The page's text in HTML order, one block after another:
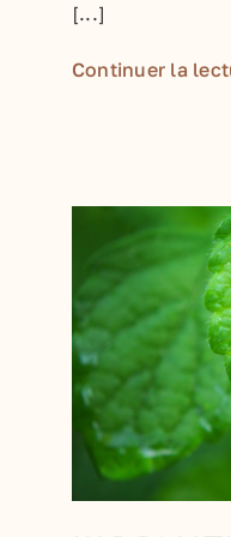
[...]
Continuer la